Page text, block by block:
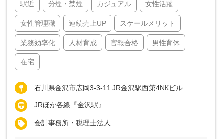
駅近 分煙・禁煙 カジュアル 女性活躍
女性管理職 連続売上UP スケールメリット
業務効率化 人材育成 官報合格 男性育休
在宅
石川県金沢市広岡3-3-11 JR金沢駅西第4NKビル
JRほか各線『金沢駅』
会計事務所・税理士法人